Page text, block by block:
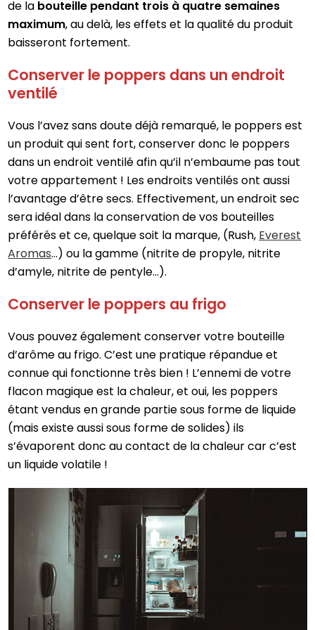
de la bouteille pendant trois à quatre semaines
maximum, au delà, les effets et la qualité du produit
baisseront fortement.
Conserver le poppers dans un endroit
ventilé
Vous l’avez sans doute déjà remarqué, le poppers est
un produit qui sent fort, conserver donc le poppers
dans un endroit ventilé afin qu’il n’embaume pas tout
votre appartement ! Les endroits ventilés ont aussi
l’avantage d’être secs. Effectivement, un endroit sec
sera idéal dans la conservation de vos bouteilles
préférés et ce, quelque soit la marque, (Rush, Everest
Aromas…) ou la gamme (nitrite de propyle, nitrite
d’amyle, nitrite de pentyle…).
Conserver le poppers au frigo
Vous pouvez également conserver votre bouteille
d’arôme au frigo. C’est une pratique répandue et
connue qui fonctionne très bien ! L’ennemi de votre
flacon magique est la chaleur, et oui, les poppers
étant vendus en grande partie sous forme de liquide
(mais existe aussi sous ​forme de solides​) ils
s’évaporent donc au contact de la chaleur car c’est
un liquide volatile !